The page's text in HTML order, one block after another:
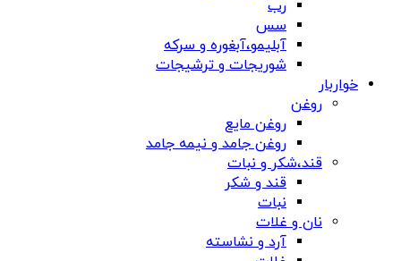
رب
سس
آبلیمو،آبغوره و سرکه
شوریجات و ترشیجات
خواربار
روغن
روغن مایع
روغن جامد و نیمه جامد
قند،شکر و نبات
قند و شکر
نبات
نان و غلات
آرد و نشاسته